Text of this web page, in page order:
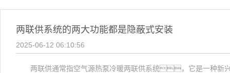
两联供系统的两大功能都是隐蔽式安装
2025-06-12 06:10:56
两联供通常指空气源热泵冷暖两联供系统，它是一